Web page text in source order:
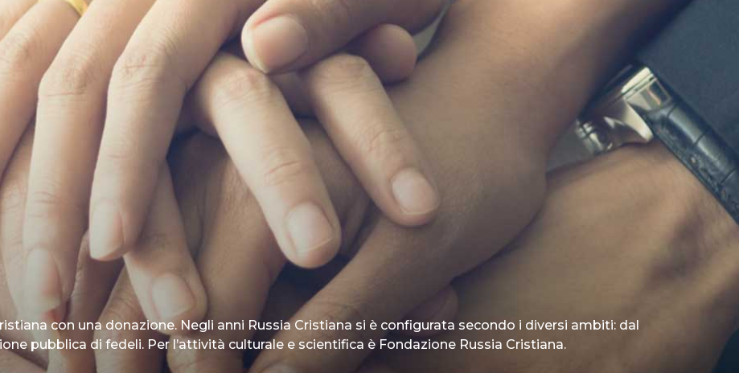
con una donazione. Negli anni Russia Cristiana si è configurata secondo i diversi ambiti: dal
pubblica di fedeli. Per l’attività culturale e scientifica è Fondazione Russia Cristiana.